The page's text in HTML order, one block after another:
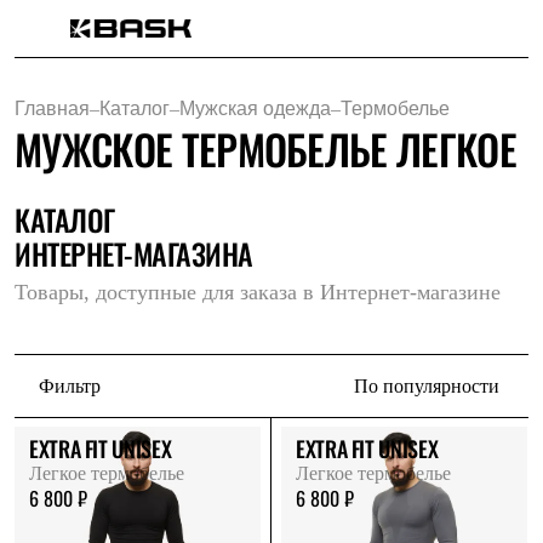
Мужская одежда
Утепленная пухом
Куртки
Жилеты
Комбинезоны
Утепленная синтетикой
Брюки
Софтшелл одежда
Куртки
Брюки
Флисовая одежда
Куртки
Брюки
Главная–Каталог–Мужская одежда–Термобелье
МУЖСКОЕ ТЕРМОБЕЛЬЕ ЛЕГКОЕ
КАТАЛОГ
ИНТЕРНЕТ-МАГАЗИНА
Товары, доступные для заказа в Интернет-магазине
Фильтр По популярности
EXTRA FIT UNISEX
Легкое термобелье
6 800 ₽
EXTRA FIT UNISEX
Легкое термобелье
6 800 ₽